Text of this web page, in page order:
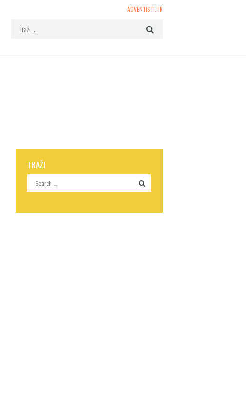
ADVENTISTI.HR
TRAŽI